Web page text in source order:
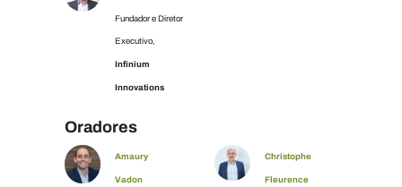
Fundador e Diretor
Executivo,
Infinium
Innovations
Oradores
Amaury
Vadon
Christophe
Fleurence